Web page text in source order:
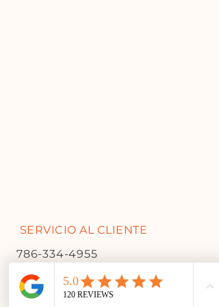
SERVICIO AL CLIENTE
786-334-4955
305-333-0067
info@happybitedog.com